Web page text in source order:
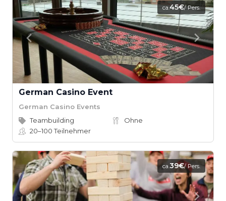
ca.45€/ Pers.
German Casino Event
German Casino Events
Teambuilding
Ohne
20–100Teilnehmer
ca.39€/ Pers.